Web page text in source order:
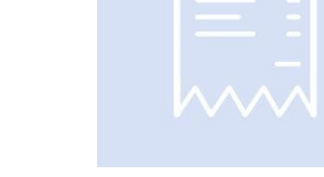
możliwość wystawienia
rozliczenia zaliczek oraz
faktury na email
błyskawiczne przesyłanie faktury
klienta z poziomu